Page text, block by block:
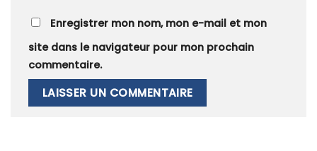
Enregistrer mon nom, mon e-mail et mon
site dans le navigateur pour mon prochain
commentaire.